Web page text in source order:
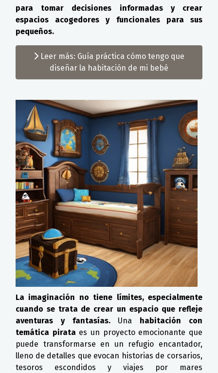
para tomar decisiones informadas y crear
espacios acogedores y funcionales para sus
pequeños.
Leer más: Guía práctica cómo tengo que
diseñar la habitación de mi bebé
La imaginación no tiene límites, especialmente
cuando se trata de crear un espacio que refleje
aventuras y fantasías.Una habitación con
temática pirata es un proyecto emocionante que
puede transformarse en un refugio encantador,
lleno de detalles que evocan historias de corsarios,
tesoros escondidos y viajes por mares